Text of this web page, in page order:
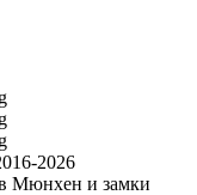
2026
Мюнхен и замки